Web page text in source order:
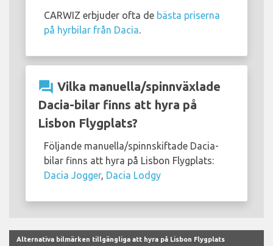
CARWIZ erbjuder ofta de bästa priserna
på hyrbilar från Dacia
question_answer Vilka manuella/spinnväxlade
Dacia-bilar finns att hyra på
Lisbon Flygplats?
Följande manuella/spinnskiftade Dacia-
bilar finns att hyra på Lisbon Flygplats:
Dacia Jogger, Dacia Lodgy
Alternativa bilmärken tillgängliga att hyra på Lisbon Flygplats